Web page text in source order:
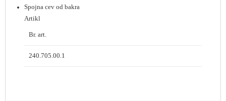
Spojna cev od bakra
Artikl
Br. art.
240.705.00.1